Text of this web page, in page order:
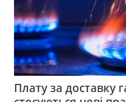
Плату за доставку